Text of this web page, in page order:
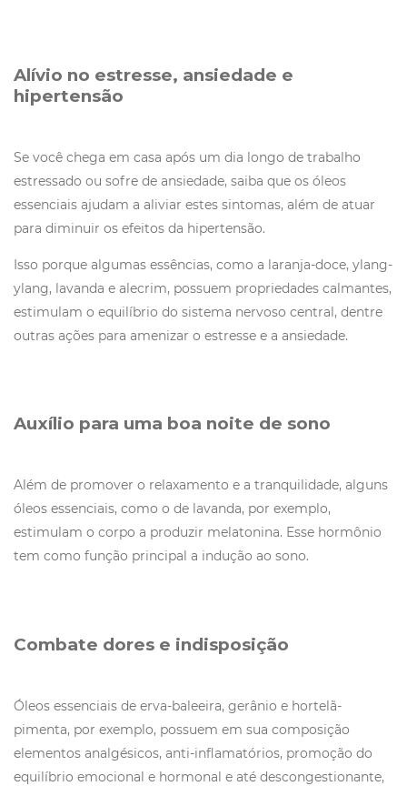
Alívio no estresse, ansiedade e
hipertensão
Se você chega em casa após um dia longo de trabalho
estressado ou sofre de ansiedade, saiba que os óleos
essenciais ajudam a aliviar estes sintomas, além de atuar
para diminuir os efeitos da hipertensão.
Isso porque algumas essências, como a laranja-doce, ylang-
ylang, lavanda e alecrim, possuem propriedades calmantes,
estimulam o equilíbrio do sistema nervoso central, dentre
outras ações para amenizar o estresse e a ansiedade.
Auxílio para uma boa noite de sono
Além de promover o relaxamento e a tranquilidade, alguns
óleos essenciais, como o de lavanda, por exemplo,
estimulam o corpo a produzir melatonina. Esse hormônio
tem como função principal a indução ao sono.
Combate dores e indisposição
Óleos essenciais de erva-baleeira, gerânio e hortelã-
pimenta, por exemplo, possuem em sua composição
elementos analgésicos, anti-inflamatórios, promoção do
equilíbrio emocional e hormonal e até descongestionante,